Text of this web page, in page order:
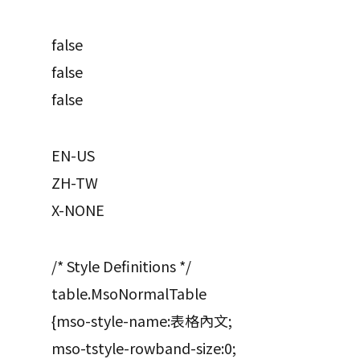
false
false
false
EN-US
ZH-TW
X-NONE
/* Style Definitions */
table.MsoNormalTable
{mso-style-name:表格內文;
mso-tstyle-rowband-size:0;